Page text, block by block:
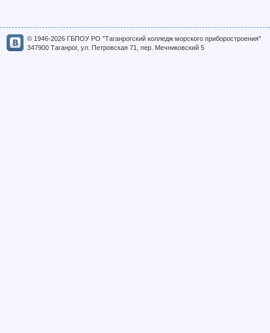
© 1946-2026 ГБПОУ РО "Таганрогский колледж морского приборостроения"
347900 Таганрог, ул. Петровская 71, пер. Мечниковский 5